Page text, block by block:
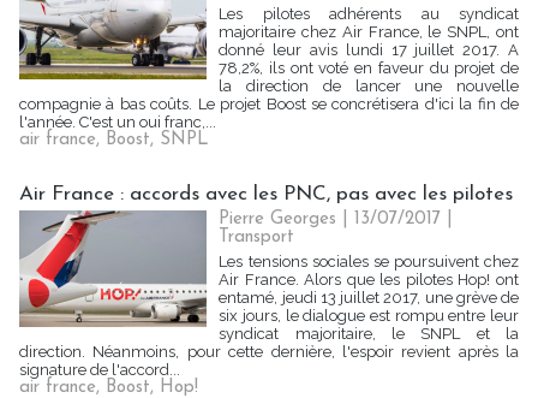
Les pilotes adhérents au syndicat
majoritaire chez Air France, le SNPL, ont
donné leur avis lundi 17 juillet 2017. A
78,2%, ils ont voté en faveur du projet de
la direction de lancer une nouvelle
compagnie à bas coûts. Le projet Boost se concrétisera d'ici la fin de
l'année. C'est un oui franc,...
air france, Boost, SNPL
Air France : accords avec les PNC, pas avec les pilotes
Pierre Georges | 13/07/2017
Transport
Les tensions sociales se poursuivent chez
Air France. Alors que les pilotes Hop! ont
entamé, jeudi 13 juillet 2017, une grève de
six jours, le dialogue est rompu entre leur
syndicat majoritaire, le SNPL et la
direction. Néanmoins, pour cette dernière, l'espoir revient après la
signature de l'accord...
air france, Boost, Hop!